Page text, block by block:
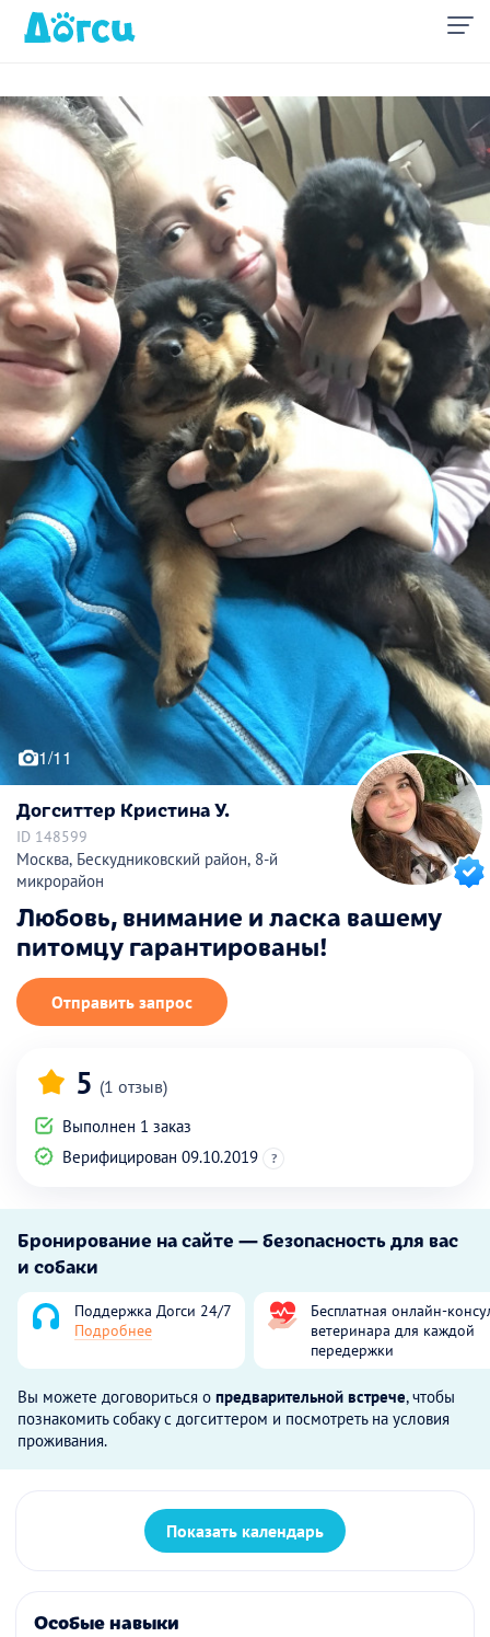
1/11
Догситтер Кристина У.
ID 148599
Москва, Бескудниковский район, 8-й
микрорайон
Любовь, внимание и ласка вашему
питомцу гарантированы!
Отправить запрос
5 (1 отзыв)
Выполнен 1 заказ
Верифицирован 09.10.2019
?
Бронирование на сайте — безопасность для вас
и собаки
Поддержка Догси 24/7
Подробнее
Бесплатная онлайн-
ветеринара для каждой
передержки
Вы можете договориться о предварительной встрече, чтобы
познакомить собаку с догситтером и посмотреть на условия
проживания.
Показать календарь
Особые навыки